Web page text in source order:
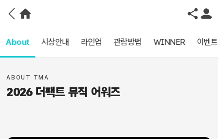
About 시상안내 라인업 관람방법 WINNER 이벤트
ABOUT TMA
2026 더팩트 뮤직 어워즈